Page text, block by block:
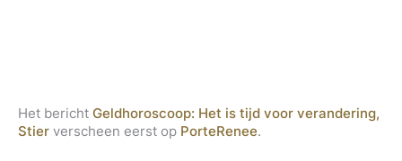
Het bericht Geldhoroscoop: Het is tijd voor verandering,
Stier verscheen eerst op PorteRenee.